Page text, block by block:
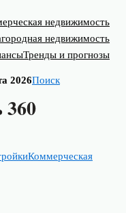
недвижимость
недвижимость
Тренды и прогнозы
2026Поиск
Коммерческая